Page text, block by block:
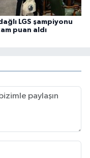
LGS şampiyonu
puan aldı